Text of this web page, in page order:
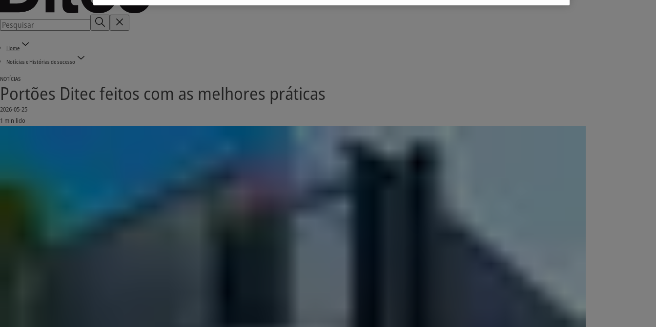
Home
Notícias e Histórias de sucesso
NOTÍCIAS
Portões Ditec feitos com as melhores práticas
2026-05-25
1 min lido